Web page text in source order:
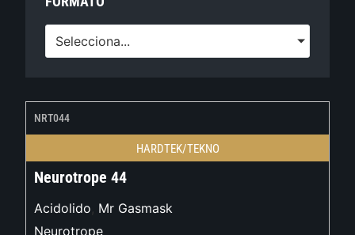
Selecciona...
NRT044
HARDTEK/TEKNO
Neurotrope 44
Acidolido, Mr Gasmask
Neurotrope